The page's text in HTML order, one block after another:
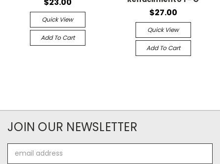
Quick View
Add To Cart
$27.00
Quick View
Add To Cart
JOIN OUR NEWSLETTER
Address